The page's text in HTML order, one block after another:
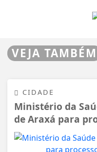
VEJA TAMBÉM
CIDADE
Ministério da
de Araxá para